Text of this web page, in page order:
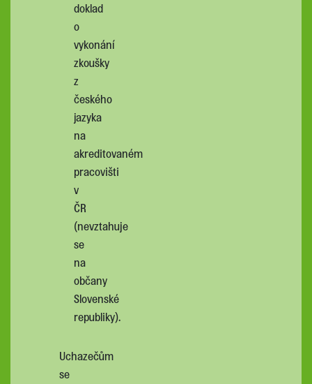
doklad
o
vykonání
zkoušky
z
českého
jazyka
na
akreditovaném
pracovišti
v
ČR
(nevztahuje
se
na
občany
Slovenské
republiky).
Uchazečům
se